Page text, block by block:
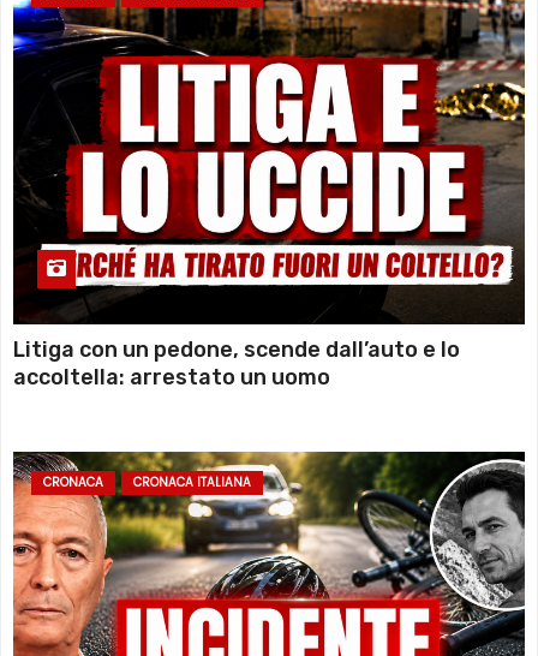
Litiga con un pedone, scende dall’auto e lo
accoltella: arrestato un uomo
CRONACA CRONACA ITALIANA